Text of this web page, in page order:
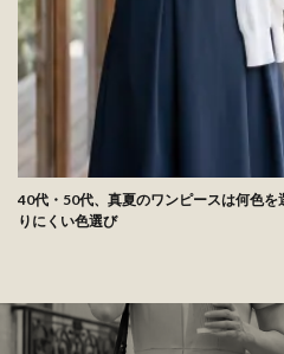
40代・50代、真夏のワンピースは何色
りにくい色選び